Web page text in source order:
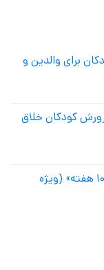
برای والدین و
کودکان خلاق
دوره آموزش مجازی «خلاقیت در ۱۰ هفته» (ویژه